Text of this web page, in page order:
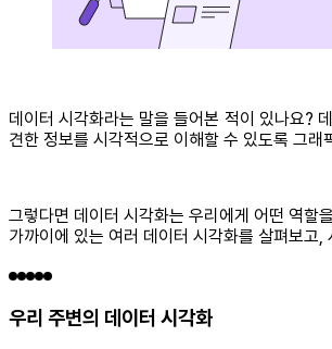
데이터 시각화라는 말을 들어본 적이 있나요?
견한 정보를 시각적으로 이해할 수 있도록 그래
그렇다면 데이터 시각화는 우리에게 어떤 역할
가까이에 있는 여러 데이터 시각화를 살펴보고
우리 주변의 데이터 시각화